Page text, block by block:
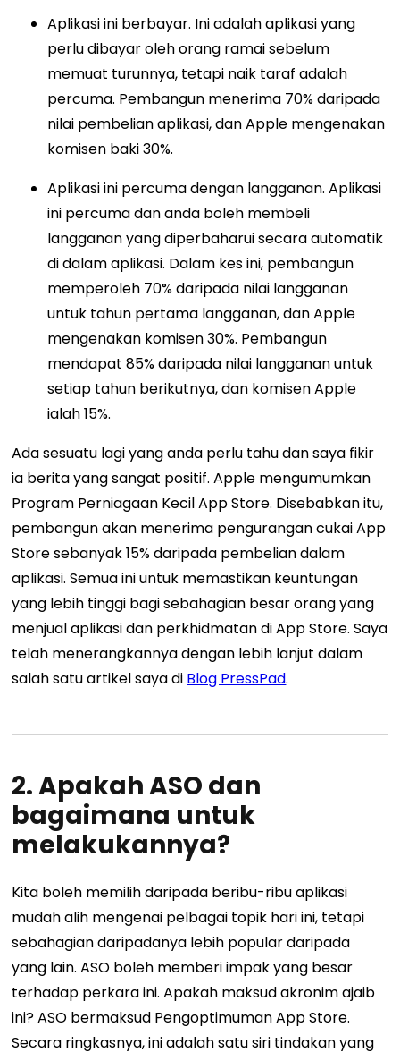
Aplikasi ini berbayar. Ini adalah aplikasi yang
perlu dibayar oleh orang ramai sebelum
memuat turunnya, tetapi naik taraf adalah
percuma. Pembangun menerima 70% daripada
nilai pembelian aplikasi, dan Apple mengenakan
komisen baki 30%.
Aplikasi ini percuma dengan langganan. Aplikasi
ini percuma dan anda boleh membeli
langganan yang diperbaharui secara automatik
di dalam aplikasi. Dalam kes ini, pembangun
memperoleh 70% daripada nilai langganan
untuk tahun pertama langganan, dan Apple
mengenakan komisen 30%. Pembangun
mendapat 85% daripada nilai langganan untuk
setiap tahun berikutnya, dan komisen Apple
ialah 15%.
Ada sesuatu lagi yang anda perlu tahu dan saya fikir
ia berita yang sangat positif. Apple mengumumkan
Program Perniagaan Kecil App Store. Disebabkan itu,
pembangun akan menerima pengurangan cukai App
Store sebanyak 15% daripada pembelian dalam
aplikasi. Semua ini untuk memastikan keuntungan
yang lebih tinggi bagi sebahagian besar orang yang
menjual aplikasi dan perkhidmatan di App Store. Saya
telah menerangkannya dengan lebih lanjut dalam
salah satu artikel saya di Blog PressPad.
2. Apakah ASO dan
bagaimana untuk
melakukannya?
Kita boleh memilih daripada beribu-ribu aplikasi
mudah alih mengenai pelbagai topik hari ini, tetapi
sebahagian daripadanya lebih popular daripada
yang lain. ASO boleh memberi impak yang besar
terhadap perkara ini. Apakah maksud akronim ajaib
ini?ASO bermaksud Pengoptimuman App Store.
Secara ringkasnya, ini adalah satu siri tindakan yang